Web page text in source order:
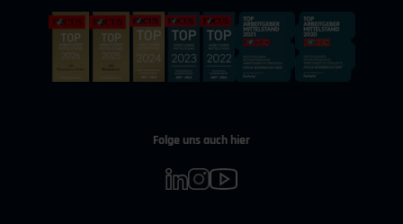
Folge uns auch hier